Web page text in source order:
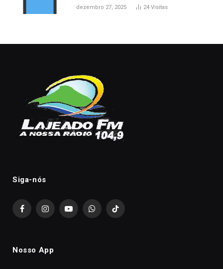
dezembro 27, 2025 24 Visitas
Siga-nós
FacebookInstagramYouTubeWhatsAppTikTok
Nosso App